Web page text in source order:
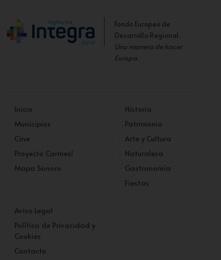
Fondo Europeo de
Desarrollo Regional.
Una manera de hacer
Europa.
Inicio
Municipios
Cine
Proyecto Carmesí
Mapa Sonoro
Historia
Patrimonio
Arte y Cultura
Naturaleza
Gastronomía
Fiestas
Aviso Legal
Política de Privacidad y
Cookies
Contacto